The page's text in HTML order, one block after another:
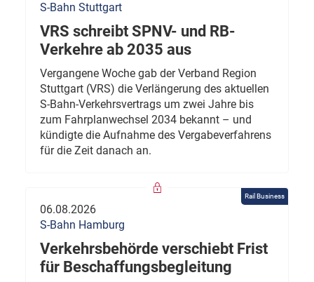
S-Bahn Stuttgart
VRS schreibt SPNV- und RB-
Verkehre ab 2035 aus
Vergangene Woche gab der Verband Region
Stuttgart (VRS) die Verlängerung des aktuellen
S-Bahn-Verkehrsvertrags um zwei Jahre bis
zum Fahrplanwechsel 2034 bekannt – und
kündigte die Aufnahme des Vergabeverfahrens
für die Zeit danach an.
Rail Business
06.08.2026
S-Bahn Hamburg
Verkehrsbehörde verschiebt Frist
für Beschaffungsbegleitung